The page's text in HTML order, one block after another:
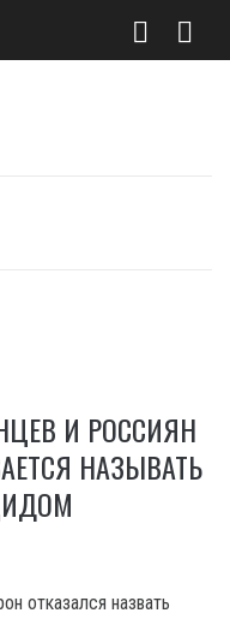
И РОССИЯН
НАЗЫВАТЬ
отказался назвать